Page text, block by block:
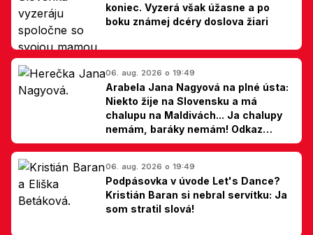
koniec. Vyzerá však úžasne a po
boku známej dcéry doslova žiari
06. aug. 2026 o 19:49
Arabela Jana Nagyová na plné ústa:
Niekto žije na Slovensku a má
chalupu na Maldivách... Ja chalupy
nemám, baráky nemám! Odkaz
Slovákom
06. aug. 2026 o 19:49
Podpásovka v úvode Let's Dance?
Kristián Baran si nebral servítku: Ja
som stratil slová!